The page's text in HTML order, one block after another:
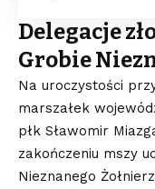
Delegacje
Grobie
Na uroczystości
marszałek
płk Sławomir
zakończeniu mszy
Nieznanego